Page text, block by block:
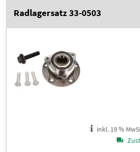
Radlagersatz 33-0503
inkl. 19 %